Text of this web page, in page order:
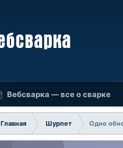
Вебсварка — все о сварке
Главная Шурпет
Одно